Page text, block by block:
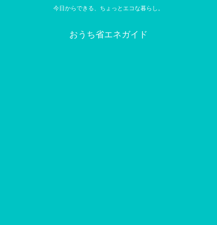
今日からできる、ちょっとエコな暮らし。
おうち省エネガイド